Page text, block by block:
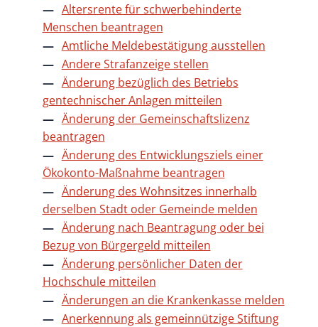
Altersrente für schwerbehinderte
Menschen beantragen
Amtliche Meldebestätigung ausstellen
Andere Strafanzeige stellen
Änderung bezüglich des Betriebs
gentechnischer Anlagen mitteilen
Änderung der Gemeinschaftslizenz
beantragen
Änderung des Entwicklungsziels einer
Ökokonto-Maßnahme beantragen
Änderung des Wohnsitzes innerhalb
derselben Stadt oder Gemeinde melden
Änderung nach Beantragung oder bei
Bezug von Bürgergeld mitteilen
Änderung persönlicher Daten der
Hochschule mitteilen
Änderungen an die Krankenkasse melden
Anerkennung als gemeinnützige Stiftung